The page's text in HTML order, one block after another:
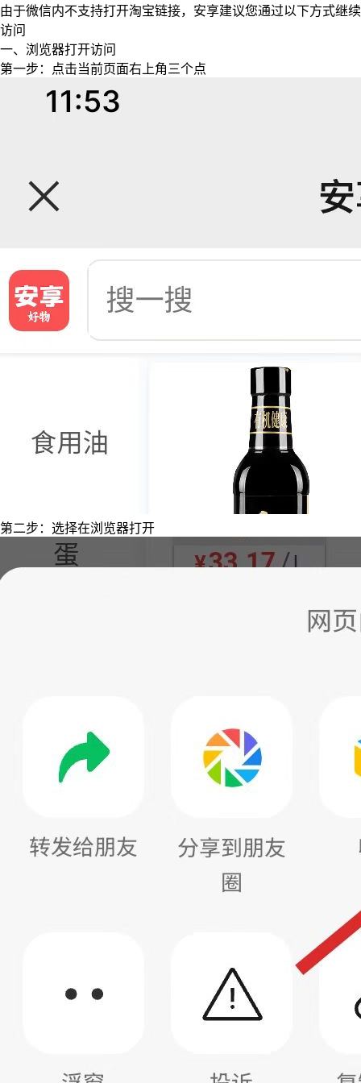
由于微信内不支持打开淘宝链接，安享建议您通过以下方式继续
访问
一、浏览器打开访问
第一步：点击当前页面右上角三个点
第二步：选择在浏览器打开